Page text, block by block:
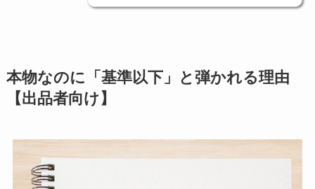
本物なのに「基準以下」と弾かれる理由
【出品者向け】